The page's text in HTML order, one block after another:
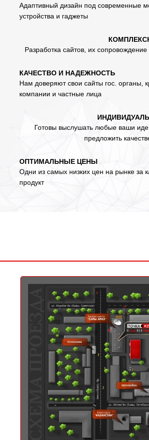
Адаптивный дизайн под современные
устройства и гаджеты
Разработка сайтов, их
КАЧЕСТВО И НАДЕЖНОСТЬ
Нам доверяют свои сайты гос. органы,
компании и частные лица
Готовы выслушать любые ваши
предложить
ОПТИМАЛЬНЫЕ ЦЕНЫ
Одни из самых низких цен на рынке за
продукт